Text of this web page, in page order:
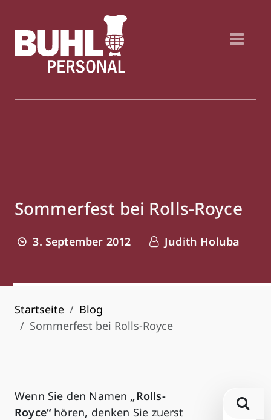
Sommerfest bei Rolls-Royce
3. September 2012 Judith Holuba
Startseite
Blog
Sommerfest bei Rolls-Royce
Wenn Sie den Namen „Rolls-
Royce“ hören, denken Sie zuerst